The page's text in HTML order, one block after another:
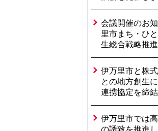
会議開催のお
里市まち・ひ
生総合戦略推進
伊万里市と株
との地方創生
連携協定を締
伊万里市では
の誘致を推進